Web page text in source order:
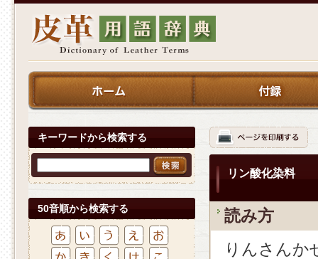
キーワードから検索する
50音順から検索する
リン酸化染料
読み方
りんさんか